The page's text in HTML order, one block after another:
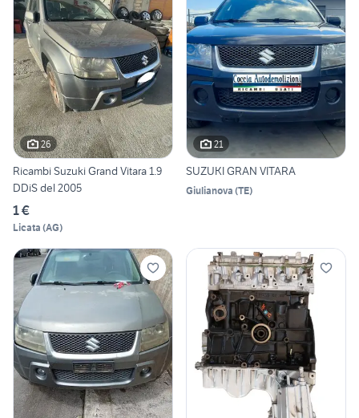
26
Ricambi Suzuki Grand Vitara 1.9
DDiS del 2005
1 €
Licata (AG)
21
SUZUKI GRAN VITARA
Giulianova (TE)